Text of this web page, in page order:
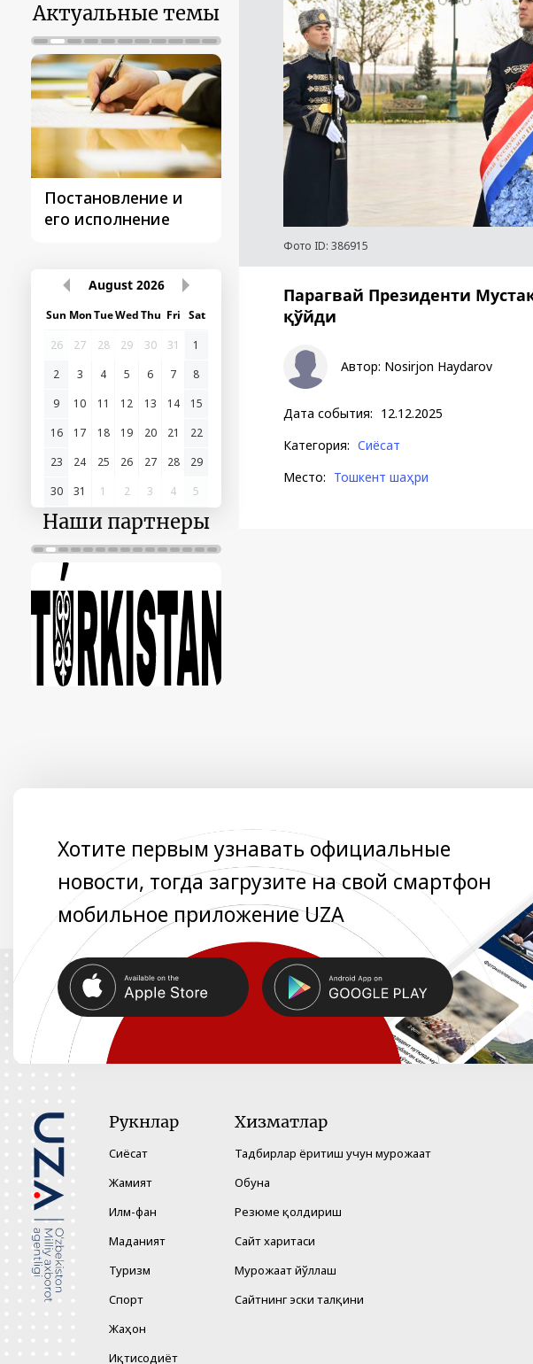
Актуальные темы
Постановление и
его исполнение
Президента
August 2026
Sun MonTueWedThu Fri Sat
26
27 28 29 30 31
1
2
3 4 5 6 7
8
9
10 11 12 13 14
15
16
17 18 19 20 21
22
23
24 25 26 27 28
29
30
31 1 2 3 4 5
Наши партнеры
Фото ID: 386915
Парагвай Президенти
қўйди
Автор: Nosirjon Haydarov
Дата события: 12.12.2025
Категория: Сиёсат
Место: Тошкент шаҳри
Хотите первым узнавать официальные
новости, тогда загрузите на свой смартфон
мобильное приложение UZA
Рукнлар
Сиёсат
Жамият
Илм-фан
Маданият
Туризм
Спорт
Жаҳон
Иқтисодиёт
Хизматлар
Тадбирлар ёритиш учун мурожаат
Обуна
Резюме қолдириш
Сайт харитаси
Мурожаат йўллаш
Сайтнинг эски талқини